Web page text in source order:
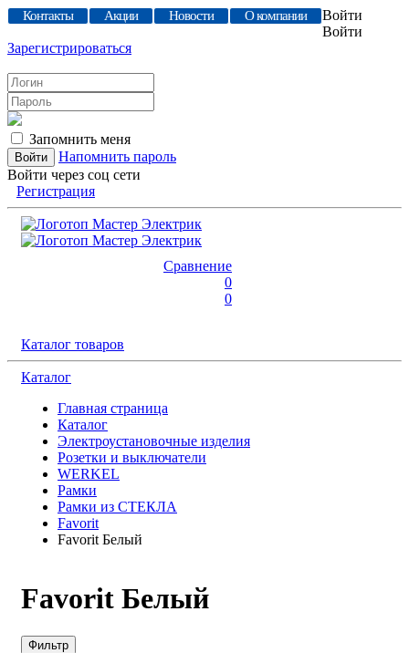
Контакты Акции Новости О компании
Войти
Войти
Зарегистрироваться
Запомнить меня
Напомнить пароль
Войти через соц сети
Регистрация
Сравнение
0
0
Каталог товаров
Каталог
Главная страница
Каталог
Электроустановочные изделия
Розетки и выключатели
WERKEL
Рамки
Рамки из СТЕКЛА
Favorit
Favorit Белый
Favorit Белый
Фильтр